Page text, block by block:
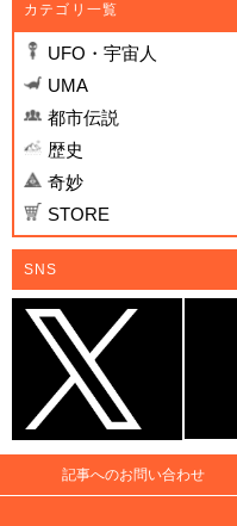
カテゴリ一覧
UFO・宇宙人
UMA
都市伝説
歴史
奇妙
STORE
SNS
記事へのお問い合わせ